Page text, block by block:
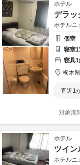
ホテル
デラッ
ホテル
個室
寝室1
寝具1
栃木県
直近1
対象期
ホテル
ツイン
ホテル